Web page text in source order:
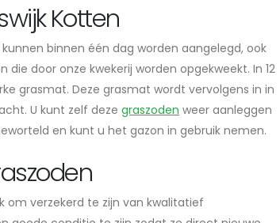
Kotten
binnen één dag worden aangelegd, ook
die door onze kwekerij worden opgekweekt. In 12
grasmat. Deze grasmat wordt vervolgens in in
U kunt zelf deze graszoden weer aanleggen
en kunt u het gazon in gebruik nemen.
om verzekerd te zijn van kwalitatief